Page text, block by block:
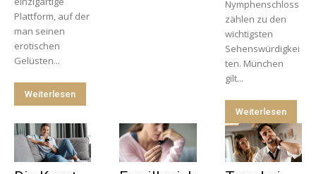
Plattform, auf der
man seinen
erotischen
Gelüsten...
Weiterlesen
Nymphenschloss
zählen zu den
wichtigsten
Sehenswürdigkei
ten. München
gilt...
Weiterlesen